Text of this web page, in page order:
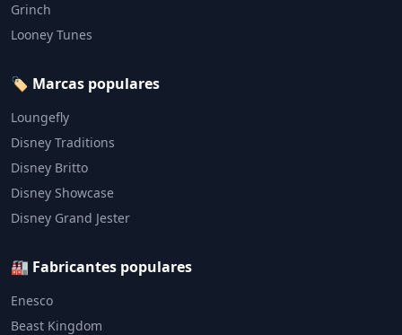
Grinch
Looney Tunes
🏷️ Marcas populares
Loungefly
Disney Traditions
Disney Britto
Disney Showcase
Disney Grand Jester
🏭 Fabricantes populares
Enesco
Beast Kingdom